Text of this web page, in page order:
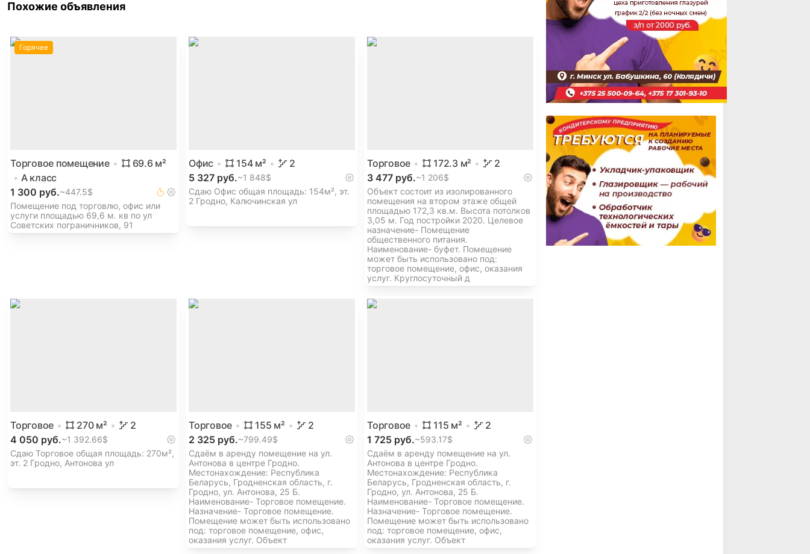
Похожие объявления
Горячее
Торговое помещение 69.6м²
Aкласс
1 300 руб.~447.5$
Помещение под торговлю, офис или
услуги площадью 69,6 м. кв по ул
Советских пограничников, 91
Офис 154м²
2
5 327 руб.~1 848$
Сдаю Офис общая площадь: 154м², эт.
2 Гродно, Калючинская ул
Торговое 172.3м²
2
3 477 руб.~1 206$
Объект состоит из изолированного
помещения на втором этаже общей
площадью 172,3 кв.м. Высота потолков
3,05 м. Год постройки 2020. Целевое
назначение- Помещение
общественного питания.
Наименование- буфет. Помещение
может быть использовано под:
торговое помещение, офис, оказания
услуг. Круглосуточный д
Торговое 270м²
2
4 050 руб.~1 392.66$
Сдаю Торговое общая площадь: 270м²,
эт. 2 Гродно, Антонова ул
Торговое 155 м²
2
2 325 руб.~799.49$
Сдаём в аренду помещение на ул.
Антонова в центре Гродно.
Местонахождение: Республика
Беларусь, Гродненская область, г.
Гродно, ул. Антонова, 25 Б.
Наименование- Торговое помещение.
Назначение- Торговое помещение.
Помещение может быть использовано
под: торговое помещение, офис,
оказания услуг. Объект
Торговое 115 м²
2
1 725 руб.~593.17$
Сдаём в аренду помещение на ул.
Антонова в центре Гродно.
Местонахождение: Республика
Беларусь, Гродненская область, г.
Гродно, ул. Антонова, 25 Б.
Наименование- Торговое помещение.
Назначение- Торговое помещение.
Помещение может быть использовано
под: торговое помещение, офис,
оказания услуг. Объект